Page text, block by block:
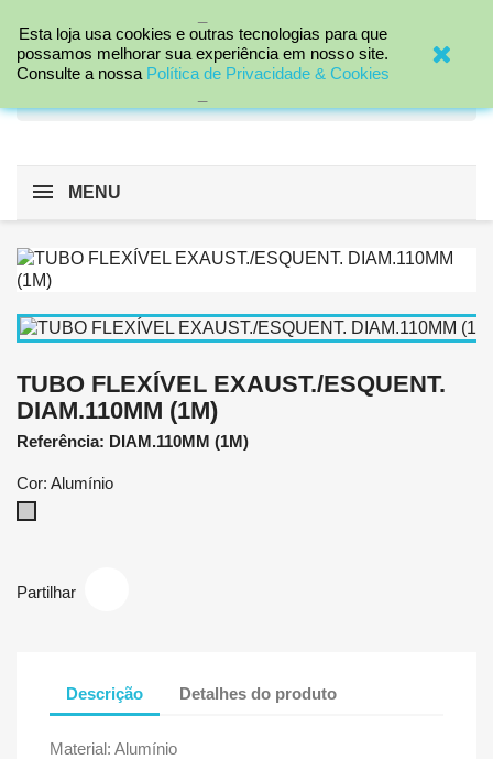

MENU
TUBO FLEXÍVEL EXAUST./ESQUENT.
DIAM.110MM (1M)
Referência: DIAM.110MM (1M)
Cor: Alumínio
Partilhar
Descrição Detalhes do produto
Material: Alumínio
Esta loja usa cookies e outras tecnologias para que
possamos melhorar sua experiência em nosso site.
Consulte a nossa Política de Privacidade & Cookies